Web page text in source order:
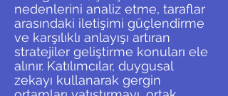
nedenlerini analiz etme, taraflar
arasındaki iletişimi güçlendirme
ve karşılıklı anlayışı artıran
stratejiler geliştirme konuları ele
alınır. Katılımcılar, duygusal
zekayı kullanarak gergin